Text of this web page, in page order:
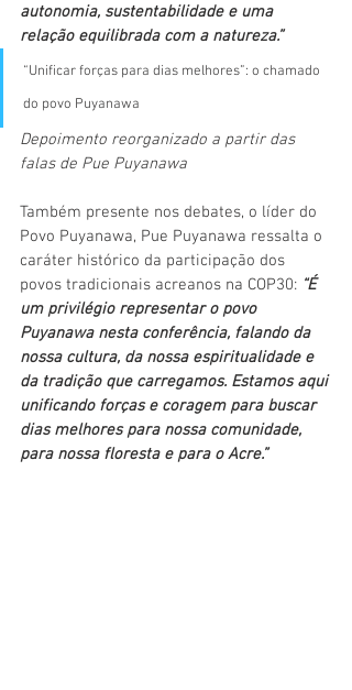
autonomia, sustentabilidade e uma
relação equilibrada com a natureza.”
“Unificar forças para dias melhores”: o chamado
do povo Puyanawa
Depoimento reorganizado a partir das
falas de Pue Puyanawa
Também presente nos debates, o líder do
Povo Puyanawa, Pue Puyanawa ressalta o
caráter histórico da participação dos
povos tradicionais acreanos na COP30: “É
um privilégio representar o povo
Puyanawa nesta conferência, falando da
nossa cultura, da nossa espiritualidade e
da tradição que carregamos. Estamos aqui
unificando forças e coragem para buscar
dias melhores para nossa comunidade,
para nossa floresta e para o Acre.”